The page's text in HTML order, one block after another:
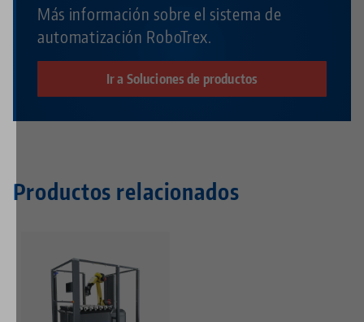
Más información sobre el sistema de
automatización RoboTrex.
Ir a Soluciones de productos
Productos relacionados